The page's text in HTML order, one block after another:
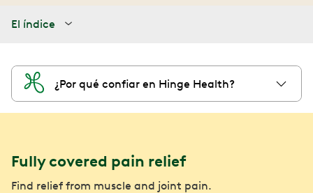
El índice
¿Por qué confiar en Hinge Health?
Fully covered pain relief
Find relief from muscle and joint pain.